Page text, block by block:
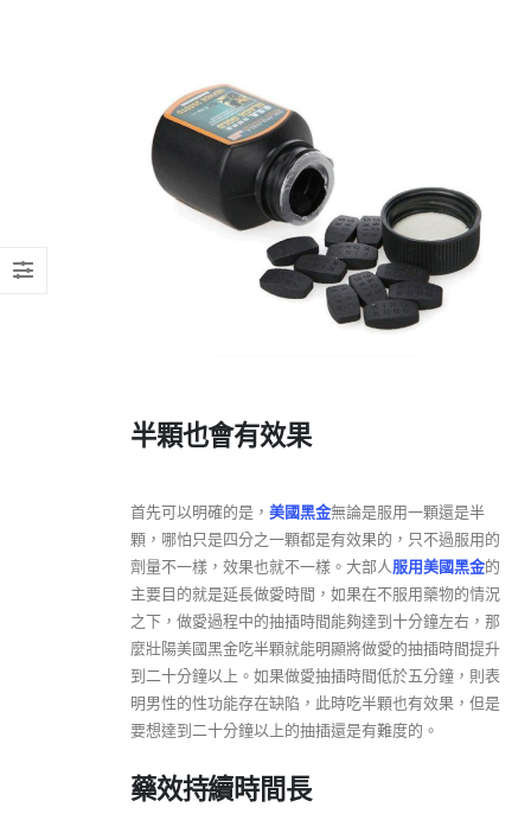
半顆也會有效果
首先可以明確的是， 美國黑金無論是服用一顆還是半
顆，哪怕只是四分之一顆都是有效果的，只不過服用的
劑量不一樣，效果也就不一樣。大部人服用美國黑金的
主要目的就是延長做愛時間，如果在不服用藥物的情況
之下，做愛過程中的抽插時間能夠達到十分鐘左右，那
麼壯陽美國黑金吃半顆就能明顯將做愛的抽插時間提升
到二十分鐘以上。如果做愛抽插時間低於五分鐘，則表
明男性的性功能存在缺陷，此時吃半顆也有效果，但是
要想達到二十分鐘以上的抽插還是有難度的。
藥效持續時間長